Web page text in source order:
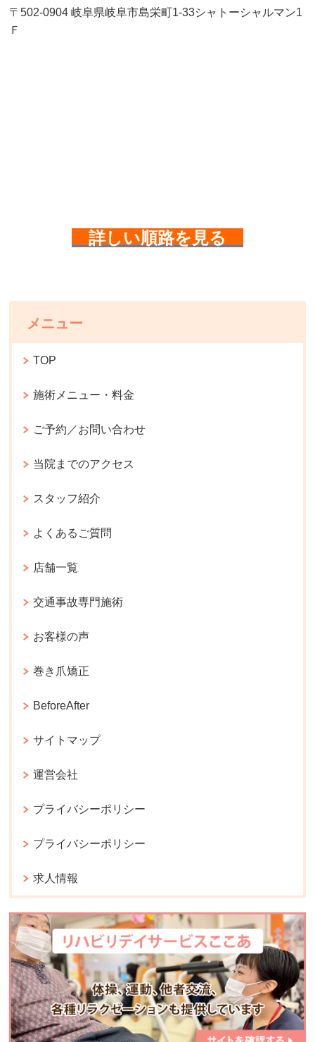
〒502-0904 岐阜県岐阜市島栄町1-33シャトーシャルマン1
Ｆ
詳しい順路を見る
メニュー
TOP
施術メニュー・料金
ご予約／お問い合わせ
当院までのアクセス
スタッフ紹介
よくあるご質問
店舗一覧
交通事故専門施術
お客様の声
巻き爪矯正
BeforeAfter
サイトマップ
運営会社
プライバシーポリシー
プライバシーポリシー
求人情報